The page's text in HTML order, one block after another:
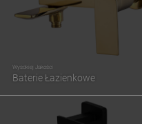
Wysokiej Jakości
Baterie Łazienkowe